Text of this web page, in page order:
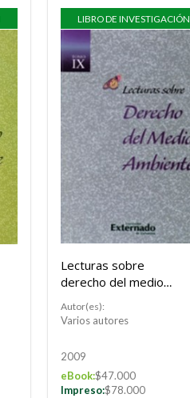
LIBRO DE INVESTIGACIÓN
Lecturas sobre
derecho del medio
Autor(es):
Varios autores
2009
eBook:$47.000
Impreso:$78.000